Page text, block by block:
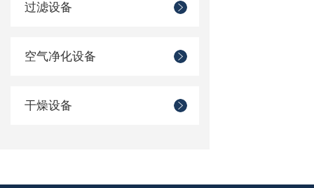
过滤设备
空气净化设备
干燥设备